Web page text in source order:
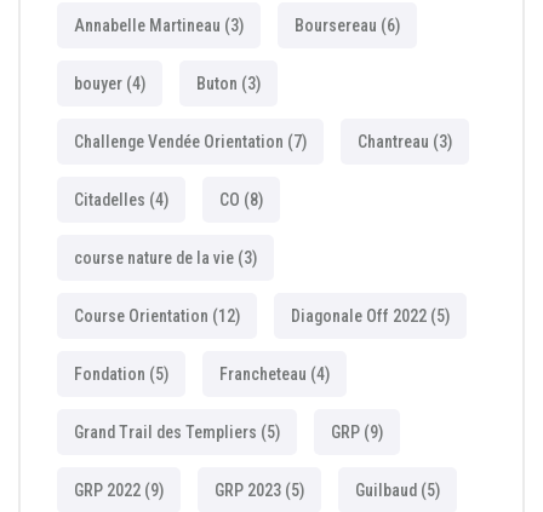
Annabelle Martineau (3) Boursereau (6)
bouyer (4) Buton (3)
Challenge Vendée Orientation (7) Chantreau (3)
Citadelles (4) CO (8)
course nature de la vie (3)
Course Orientation (12) Diagonale Off 2022 (5)
Fondation (5) Francheteau (4)
Grand Trail des Templiers (5) GRP (9)
GRP 2022 (9) GRP 2023 (5) Guilbaud (5)